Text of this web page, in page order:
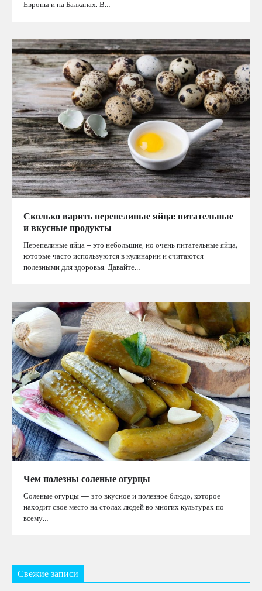
Европы и на Балканах. В…
Сколько варить перепелиные яйца: питательные
и вкусные продукты
Перепелиные яйца – это небольшие, но очень питательные яйца,
которые часто используются в кулинарии и считаются
полезными для здоровья. Давайте…
Чем полезны соленые огурцы
Соленые огурцы — это вкусное и полезное блюдо, которое
находит свое место на столах людей во многих культурах по
всему…
Свежие записи